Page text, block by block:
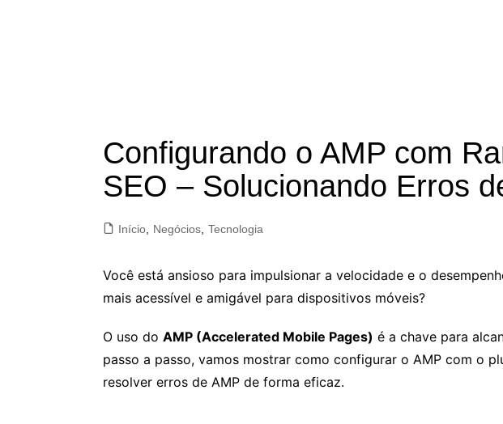
Configurando o AMP com
SEO – Solucionando Erros
Início Negócios Tecnologia
Você está ansioso para impulsionar a velocidade e o
mais acessível e amigável para dispositivos móveis?
O uso do AMP (Accelerated Mobile Pages) é a chave para
passo a passo, vamos mostrar como configurar o AMP com o
resolver erros de AMP de forma eficaz.